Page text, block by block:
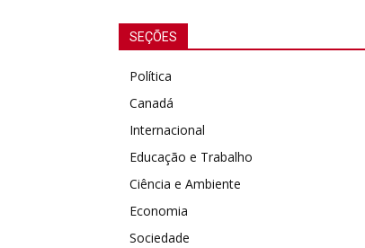
SEÇÕES
Política
Canadá
Internacional
Educação e Trabalho
Ciência e Ambiente
Economia
Sociedade